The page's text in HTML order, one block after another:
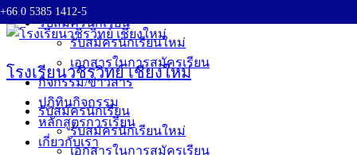
Skip
to
+66 0 5385 1412-5
โรงเรียนวชิรวิทย์ เชียงใหม่
รับสมัครนักเรียน
รับสมัครนักเรียนใหม่
เอกสารในการสมัครเรียน
รับสมัครนักเรียน
รับสมัครนักเรียนใหม่
เอกสารในการสมัครเรียน
กิจกรรม/ข่าวสาร
ปฎิทินกิจกรรม
หลักสูตรการเรียน
เกี่ยวกับเรา